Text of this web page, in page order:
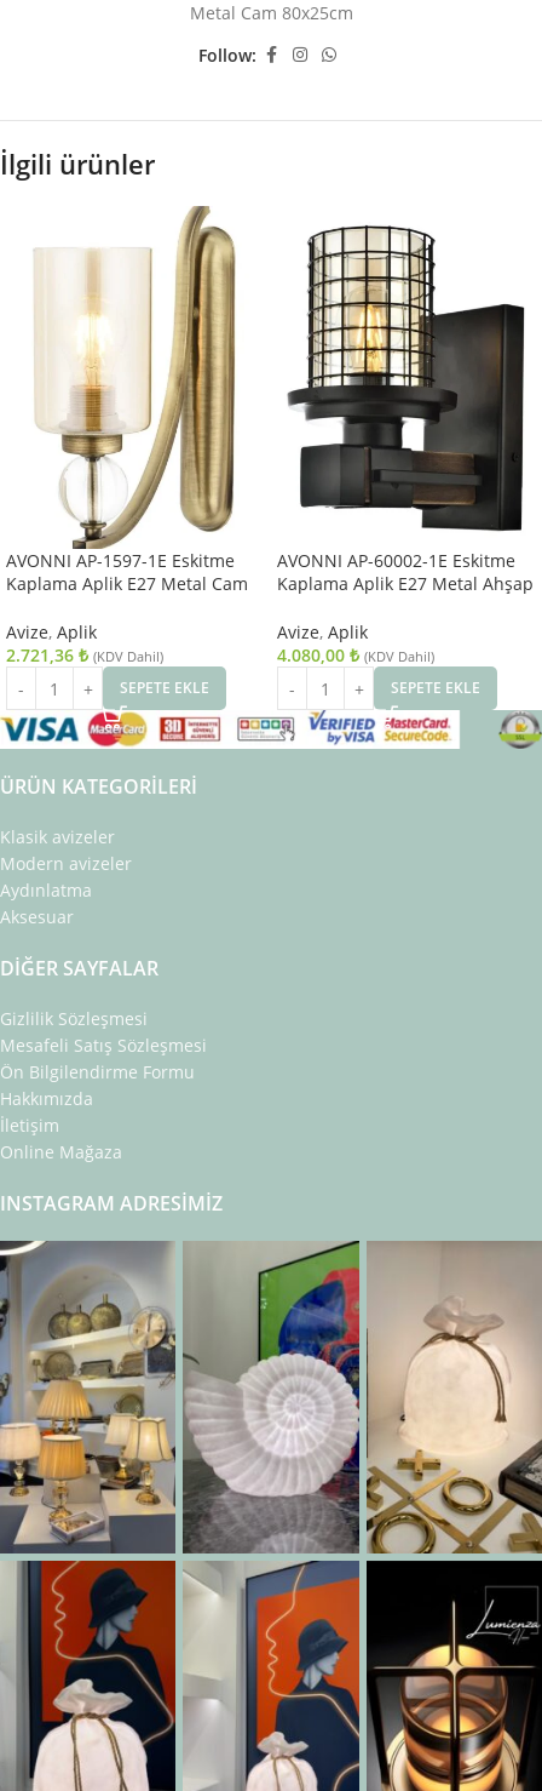
Metal Cam 80x25cm
Follow:
İlgili ürünler
AVONNI AP-1597-1E Eskitme
Kaplama Aplik E27 Metal Cam
Avize, Aplik
2.721,36 ₺ (KDV Dahil)
SEPETE EKLE
AVONNI AP-60002-1E Eskitme
Kaplama Aplik E27 Metal Ahşap
Avize, Aplik
4.080,00 ₺ (KDV Dahil)
SEPETE EKLE
ÜRÜN KATEGORILERI
Klasik avizeler
Modern avizeler
Aydınlatma
Aksesuar
DIĞER SAYFALAR
Gizlilik Sözleşmesi
Mesafeli Satış Sözleşmesi
Ön Bilgilendirme Formu
Hakkımızda
İletişim
Online Mağaza
INSTAGRAM ADRESIMIZ